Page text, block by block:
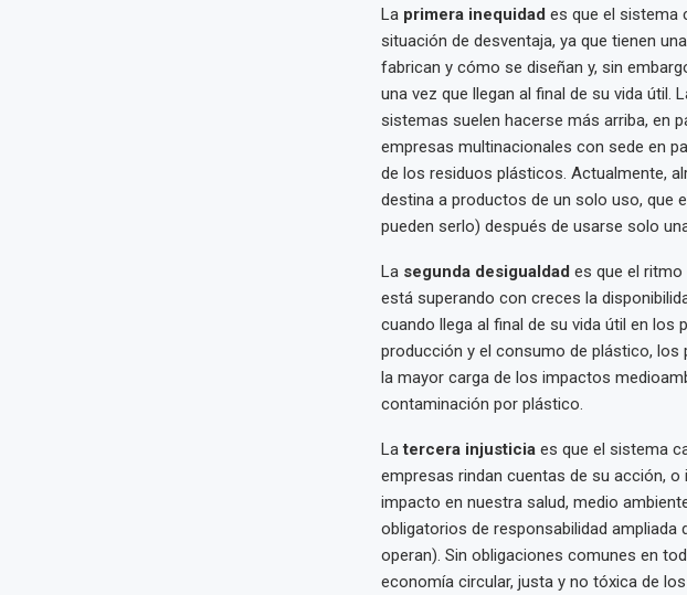
La primera inequidad es que el sistema
situación de desventaja, ya que tienen
fabrican y cómo se diseñan y, sin
una vez que llegan al final de su vida
sistemas suelen hacerse más arriba, en
empresas multinacionales con sede en
de los residuos plásticos. Actualmente,
destina a productos de un solo uso, que
pueden serlo) después de usarse solo
La segunda desigualdad es que el
está superando con creces la
cuando llega al final de su vida útil en los
producción y el consumo de plástico,
la mayor carga de los impactos
contaminación por plástico.
Latercera injusticiaes que el sistema
empresas rindan cuentas de su acción,
impacto en nuestra salud, medio
obligatorios de responsabilidad
operan). Sin obligaciones comunes en
economía circular, justa y no tóxica de